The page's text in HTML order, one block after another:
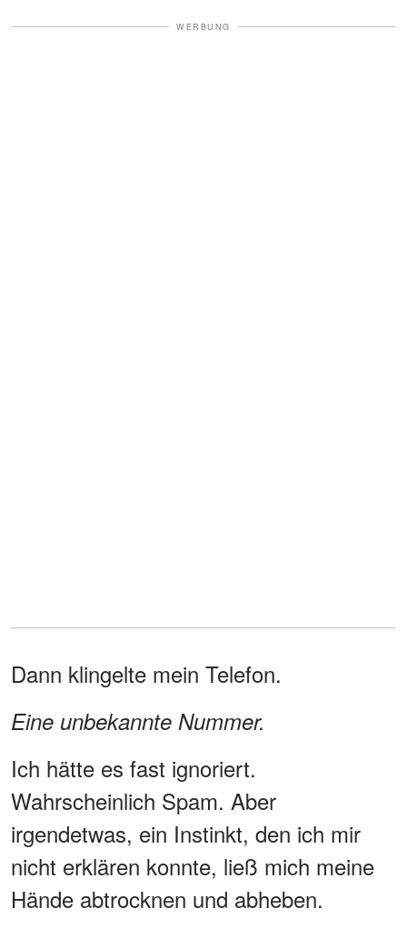
WERBUNG
Dann klingelte mein Telefon.
Eine unbekannte Nummer.
Ich hätte es fast ignoriert.
Wahrscheinlich Spam. Aber
irgendetwas, ein Instinkt, den ich mir
nicht erklären konnte, ließ mich meine
Hände abtrocknen und abheben.